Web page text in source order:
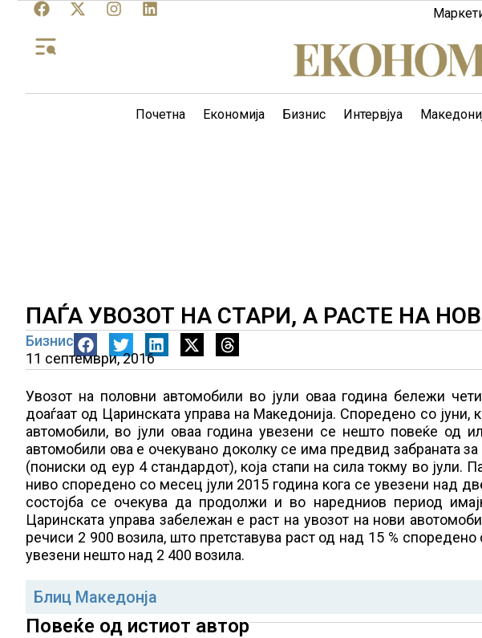
Почетна Економија Бизнис Интервјуа
ПАЃА УВОЗОТ НА СТАРИ, А РАСТЕ НА
Бизнис
11 септември, 2016
Увозот на половни автомобили во јули оваа година бележи
доаѓаат од Царинската управа на Македонија. Споредено со јуни,
автомобили, во јули оваа година увезени се нешто повеќе од
автомобили ова е очекувано доколку се има предвид забраната
(пониски од еур 4 стандардот), која стапи на сила токму во
ниво споредено со месец јули 2015 година кога се увезени над
состојба се очекува да продолжи и во наредниов период
Царинската управа забележан е раст на увозот на нови
речиси 2 900 возила, што претставува раст од над 15 %
увезени нешто над 2 400 возила.
Блиц Македонја
Повеќе од истиот автор